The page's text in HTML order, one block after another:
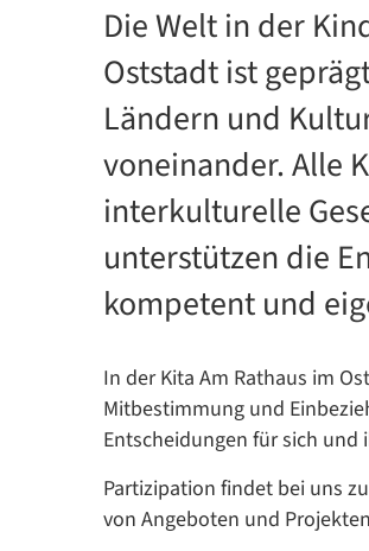
Die Welt in der
Oststadt ist
Ländern und
voneinander. Alle
interkulturelle
unterstützen die
kompetent und
In der Kita Am Rathaus im
Mitbestimmung und
Entscheidungen für sich
Partizipation findet bei uns
von Angeboten und